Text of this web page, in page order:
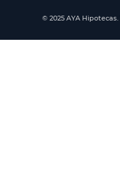
© 2025 AYA